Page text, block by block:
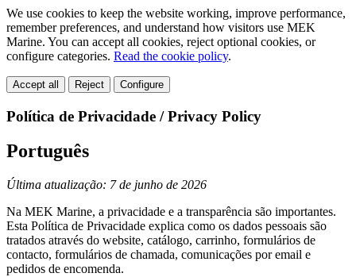
We use cookies to keep the website working, improve performance,
remember preferences, and understand how visitors use MEK
Marine. You can accept all cookies, reject optional cookies, or
configure categories. Read the cookie policy.
Accept all Reject Configure
Política de Privacidade / Privacy Policy
Português
Última atualização: 7 de junho de 2026
Na MEK Marine, a privacidade e a transparência são importantes.
Esta Política de Privacidade explica como os dados pessoais são
tratados através do website, catálogo, carrinho, formulários de
contacto, formulários de chamada, comunicações por email e
pedidos de encomenda.